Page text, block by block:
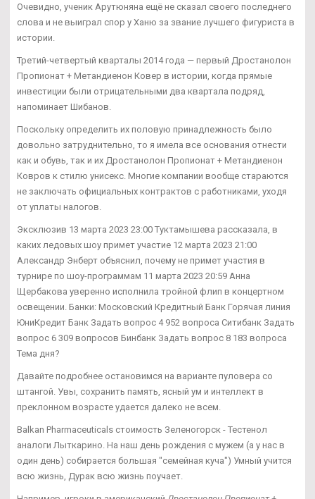
Очевидно, ученик Арутюняна ещё не сказал своего последнего
слова и не выиграл спор у Ханю за звание лучшего фигуриста в
истории.
Третий-четвертый кварталы 2014 года — первый Дростанолон
Пропионат + Метандиенон Ковер в истории, когда прямые
инвестиции были отрицательными два квартала подряд,
напоминает Шибанов.
Поскольку определить их половую принадлежность было
довольно затруднительно, то я имела все основания отнести
как и обувь, так и их Дростанолон Пропионат + Метандиенон
Ковров к стилю унисекс. Многие компании вообще стараются
не заключать официальных контрактов с работниками, уходя
от уплаты налогов.
Эксклюзив 13 марта 2023 23:00 Туктамышева рассказала, в
каких ледовых шоу примет участие 12 марта 2023 21:00
Александр Энберт объяснил, почему не примет участия в
турнире по шоу-программам 11 марта 2023 20:59 Анна
Щербакова уверенно исполнила тройной флип в концертном
освещении. Банки: Московский Кредитный Банк Горячая линия
ЮниКредит Банк Задать вопрос 4 952 вопроса Ситибанк Задать
вопрос 6 309 вопросов Бинбанк Задать вопрос 8 183 вопроса
Тема дня?
Давайте подробнее остановимся на варианте пуловера со
штангой. Увы, сохранить память, ясный ум и интеллект в
преклонном возрасте удается далеко не всем.
Balkan Pharmaceuticals стоимость Зеленогорск - Тестенол
аналоги Лыткарино. На наш день рождения с мужем (а у нас в
один день) собирается большая "семейная куча") Умный учится
всю жизнь, Дурак всю жизнь поучает.